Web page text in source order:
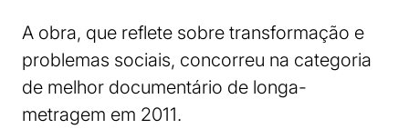
A obra, que reflete sobre transformação e
problemas sociais, concorreu na categoria
de melhor documentário de longa-
metragem em 2011.